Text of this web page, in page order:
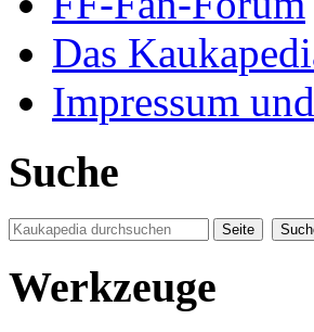
Das
Impressum
Suche
Werkzeuge